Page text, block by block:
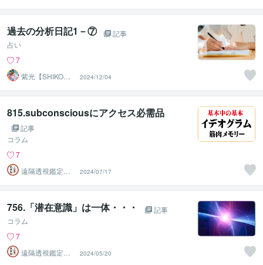
過去の分析日記1－⑦
記事
占い
7
紫光【SHIKO】
遠隔透視鑑定士
2024/12/04
815.subconsciousにアクセス必需品
記事
コラム
7
遠隔透視鑑定
師・すずか✡
2024/07/17
756.「潜在意識」は一体・・・
記事
コラム
7
遠隔透視鑑定
師・すずか✡
2024/05/20